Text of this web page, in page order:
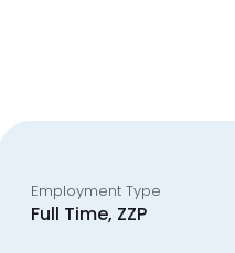
Employment Type
Full Time, ZZP